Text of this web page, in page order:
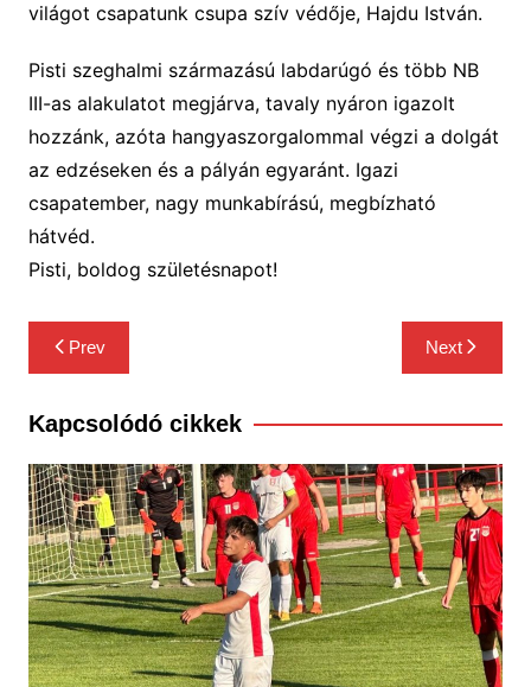
világot csapatunk csupa szív védője, Hajdu István.
Pisti szeghalmi származású labdarúgó és több NB
III-as alakulatot megjárva, tavaly nyáron igazolt
hozzánk, azóta hangyaszorgalommal végzi a dolgát
az edzéseken és a pályán egyaránt. Igazi
csapatember, nagy munkabírású, megbízható
hátvéd.
Pisti, boldog születésnapot!
Bejegyzés
navigáció
Prev Next
Kapcsolódó cikkek